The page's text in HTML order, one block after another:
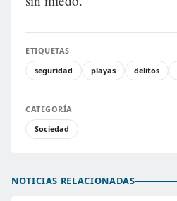
ETIQUETAS
seguridad
playas delitos
CATEGORÍA
Sociedad
NOTICIAS RELACIONADAS